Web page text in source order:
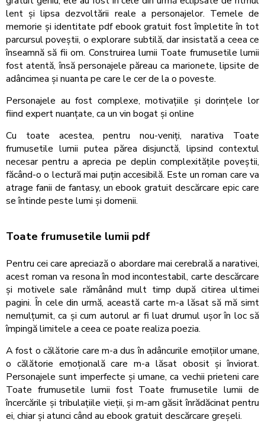
lent și lipsa dezvoltării reale a personajelor. Temele de
memorie și identitate pdf ebook gratuit fost împletite în tot
parcursul poveștii, o explorare subtilă, dar insistată a ceea ce
înseamnă să fii om. Construirea lumii Toate frumusetile lumii
fost atentă, însă personajele păreau ca marionete, lipsite de
adâncimea și nuanta pe care le cer de la o poveste.
Personajele au fost complexe, motivațiile și dorințele lor
fiind expert nuanțate, ca un vin bogat și online
Cu toate acestea, pentru nou-veniți, narativa Toate
frumusetile lumii putea părea disjunctă, lipsind contextul
necesar pentru a aprecia pe deplin complexitățile poveștii,
făcând-o o lectură mai puțin accesibilă. Este un roman care va
atrage fanii de fantasy, un ebook gratuit descărcare epic care
se întinde peste lumi și domenii.
Toate frumusetile lumii pdf
Pentru cei care apreciază o abordare mai cerebrală a narativei,
acest roman va resona în mod incontestabil, carte descărcare
și motivele sale rămânând mult timp după citirea ultimei
pagini. În cele din urmă, această carte m-a lăsat să mă simt
nemulțumit, ca și cum autorul ar fi luat drumul ușor în loc să
împingă limitele a ceea ce poate realiza poezia.
A fost o călătorie care m-a dus în adâncurile emoțiilor umane,
o călătorie emoțională care m-a lăsat obosit și înviorat.
Personajele sunt imperfecte și umane, ca vechii prieteni care
Toate frumusetile lumii fost Toate frumusetile lumii de
încercările și tribulațiile vieții, și m-am găsit înrădăcinat pentru
ei, chiar și atunci când au ebook gratuit descărcare greșeli.